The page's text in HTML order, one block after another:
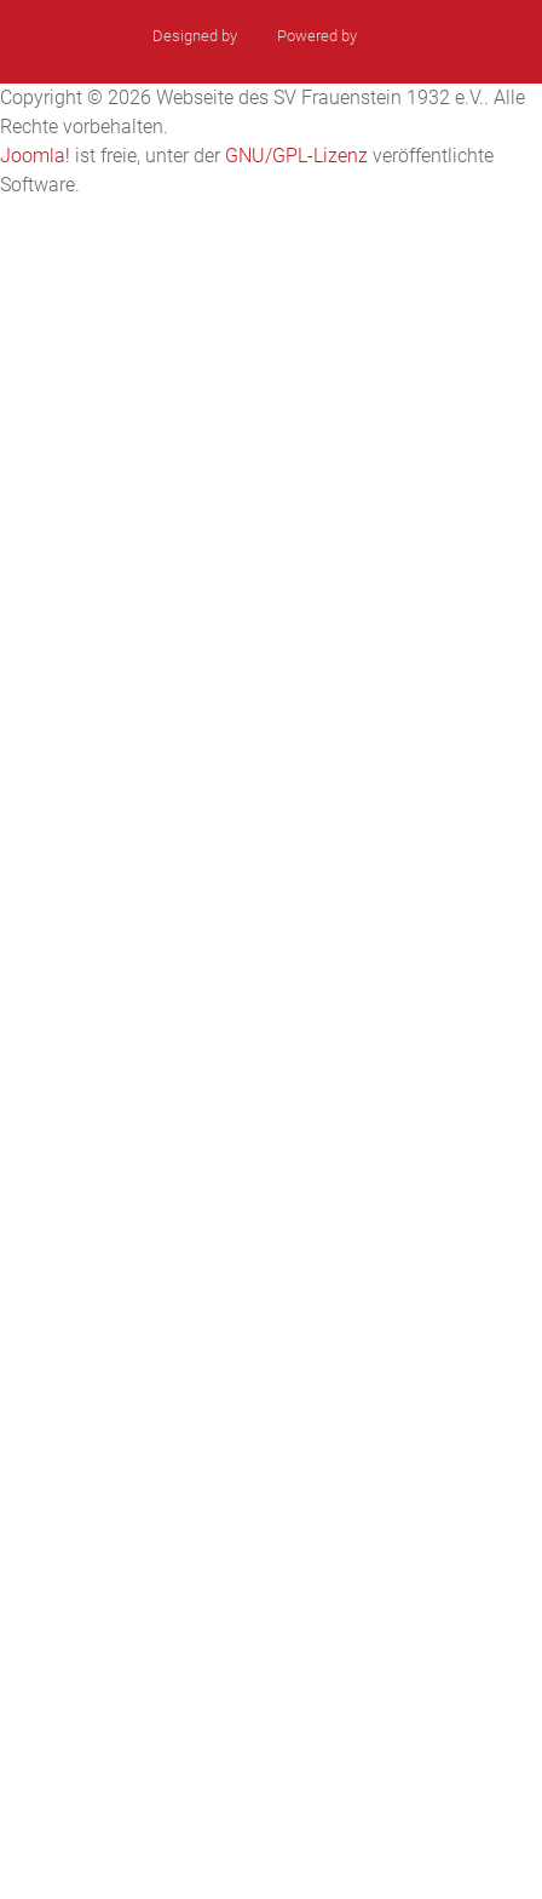
Designed by Powered by
Copyright © 2026 Webseite des SV Frauenstein 1932 e.V.. Alle
Rechte vorbehalten.
Joomla! ist freie, unter der GNU/GPL-Lizenz veröffentlichte
Software.